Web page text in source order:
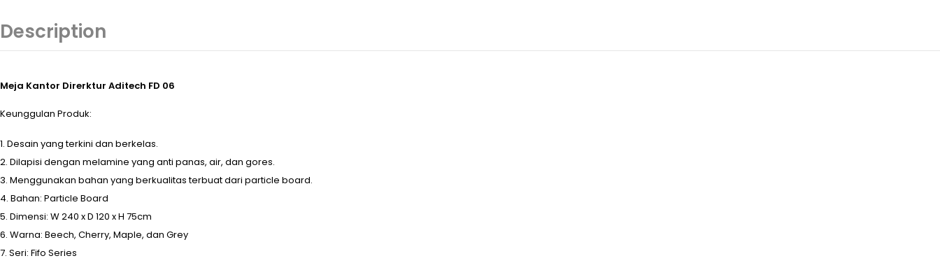
Description
Meja Kantor Direrktur Aditech FD 06
Keunggulan Produk:
Desain yang terkini dan berkelas.
Dilapisi dengan melamine yang anti panas, air, dan gores.
Menggunakan bahan yang berkualitas terbuat dari particle board.
Bahan: Particle Board
Dimensi: W 240 x D 120 x H 75cm
Warna: Beech, Cherry, Maple, dan Grey
Seri: Fifo Series